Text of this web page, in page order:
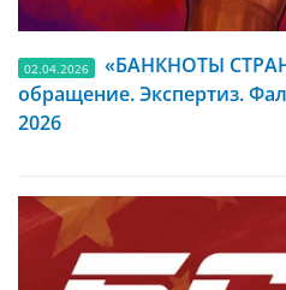
02.04.2026
«БАНКНОТЫ
обращение. Экспертиз.
2026